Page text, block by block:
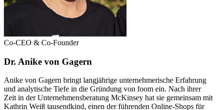
Co-CEO & Co-Founder
Dr. Anike von Gagern
Anike von Gagern bringt langjährige unternehmerische Erfahrung
und analytische Tiefe in die Gründung von foom ein. Nach ihrer
Zeit in der Unternehmensberatung McKinsey hat sie gemeinsam mit
Kathrin Weiß tausendkind, einen der führenden Online-Shops für